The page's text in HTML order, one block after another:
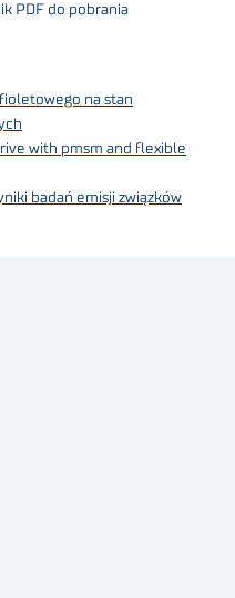
PDF do pobrania
na stan
with pmsm and flexible
badań emisji związków